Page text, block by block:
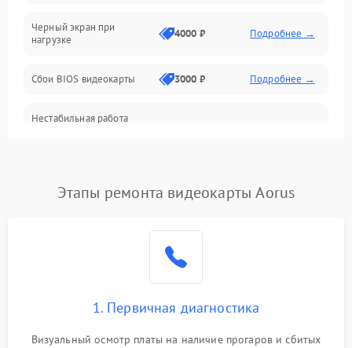
Электропитание
ПО
Электронные компоненты
Общие поломки
Черный экран при
нагрузке
4000 ₽ Подробнее →
Сбои BIOS видеокарты 3000 ₽ Подробнее →
Нестабильная работа
Этапы ремонта видеокарты Aorus
1. Первичная диагностика
Визуальный осмотр платы на наличие прогаров и сбитых